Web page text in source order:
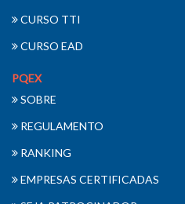
CURSO TTI
CURSO EAD
PQEX
SOBRE
REGULAMENTO
RANKING
EMPRESAS CERTIFICADAS